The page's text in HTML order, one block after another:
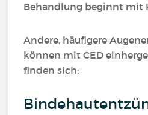
Behandlung beginnt mit
Andere, häufigere
können mit CED
finden sich: